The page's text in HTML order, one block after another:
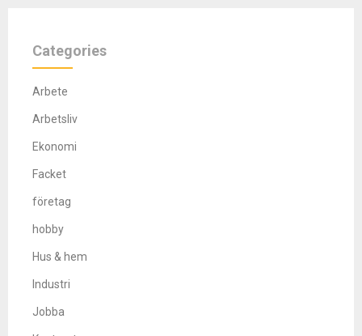
Categories
Arbete
Arbetsliv
Ekonomi
Facket
företag
hobby
Hus & hem
Industri
Jobba